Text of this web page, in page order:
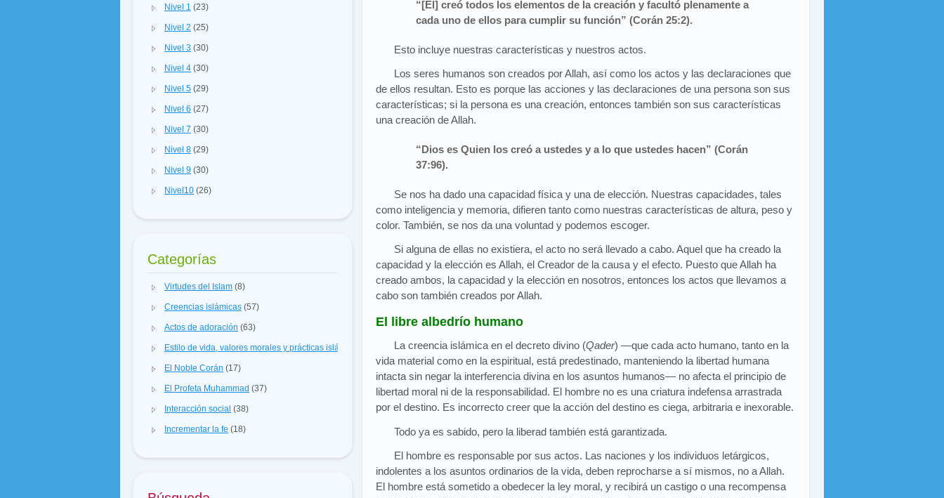
Nivel 1 (23)
Nivel 2 (25)
Nivel 3 (30)
Nivel 4 (30)
Nivel 5 (29)
Nivel 6 (27)
Nivel 7 (30)
Nivel 8 (29)
Nivel 9 (30)
Nivel10 (26)
Categorías
Virtudes del Islam (8)
Creencias islámicas (57)
Actos de adoración (63)
Estilo de vida, valores morales y prácticas islámicas
El Noble Corán (17)
El Profeta Muhammad (37)
Interacción social (38)
Incrementar la fe (18)
“[Él] creó todos los elementos de la creación y facultó plenamente a
cada uno de ellos para cumplir su función” (Corán 25:2).
Esto incluye nuestras características y nuestros actos.
Los seres humanos son creados por Allah, así como los actos y las declaraciones que
de ellos resultan. Esto es porque las acciones y las declaraciones de una persona son sus
características; si la persona es una creación, entonces también son sus características
una creación de Allah.
“Dios es Quien los creó a ustedes y a lo que ustedes hacen” (Corán
37:96).
Se nos ha dado una capacidad física y una de elección. Nuestras capacidades, tales
como inteligencia y memoria, difieren tanto como nuestras características de altura, peso y
color. También, se nos da una voluntad y podemos escoger.
Si alguna de ellas no existiera, el acto no será llevado a cabo. Aquel que ha creado la
capacidad y la elección es Allah, el Creador de la causa y el efecto. Puesto que Allah ha
creado ambos, la capacidad y la elección en nosotros, entonces los actos que llevamos a
cabo son también creados por Allah.
El libre albedrío humano
La creencia islámica en el decreto divino (Qader) ―que cada acto humano, tanto en la
vida material como en la espiritual, está predestinado, manteniendo la libertad humana
intacta sin negar la interferencia divina en los asuntos humanos― no afecta el principio de
libertad moral ni de la responsabilidad. El hombre no es una criatura indefensa arrastrada
por el destino. Es incorrecto creer que la acción del destino es ciega, arbitraria e inexorable.
Todo ya es sabido, pero la liberad también está garantizada.
El hombre es responsable por sus actos. Las naciones y los individuos letárgicos,
indolentes a los asuntos ordinarios de la vida, deben reprocharse a sí mismos, no a Allah.
El hombre está sometido a obedecer la ley moral, y recibirá un castigo o una recompensa